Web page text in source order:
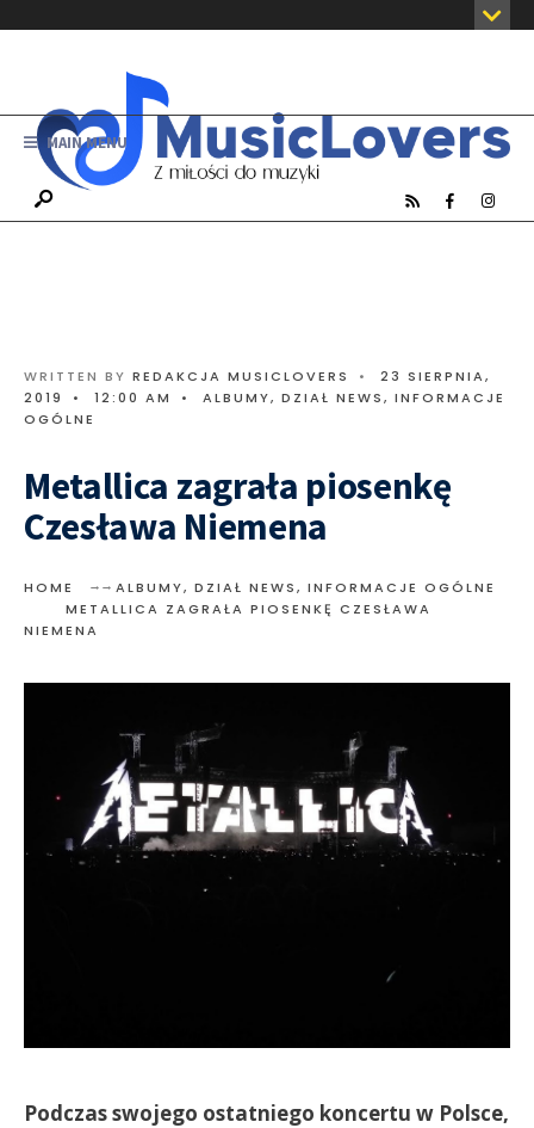
MAIN MENU
WRITTEN BY REDAKCJA MUSICLOVERS •
23 SIERPNIA,
2019
• 12:00 AM • ALBUMY, DZIAŁ NEWS, INFORMACJE
OGÓLNE
Metallica zagrała piosenkę
Czesława Niemena
HOME ALBUMY, DZIAŁ NEWS, INFORMACJE OGÓLNE
METALLICA ZAGRAŁA PIOSENKĘ CZESŁAWA
NIEMENA
Podczas swojego ostatniego koncertu w Polsce,